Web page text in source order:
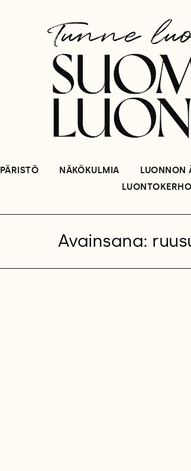
NÄKÖKULMIA LUONNON
LUONTOKERHO
Avainsana: